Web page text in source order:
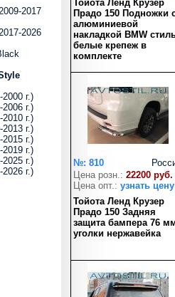
Тойота Ленд Крузер
Прадо 150 Подножки
алюминиевой
накладкой BMW
белые крепеж в
комплекте
№: 810
Цена розн.: 22200 руб.
Цена опт.: узнать цену
Тойота Ленд Крузер
Прадо 150 Задняя
защита бампера 76
уголки нержавейка
2017
2026
г.)
г.)
г.)
г.)
г.)
г.)
г.)
г.)